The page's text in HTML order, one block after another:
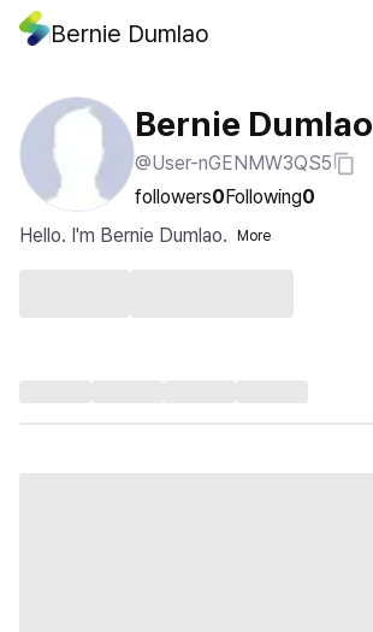
Bernie Dumlao
Bernie Dumlao
@User-nGENMW3QS5
followers0Following0
Hello. I'm Bernie Dumlao.
More